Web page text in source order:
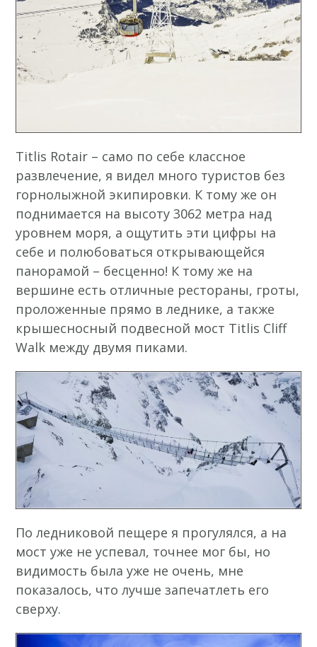
Titlis Rotair – само по себе классное
развлечение, я видел много туристов без
горнолыжной экипировки. К тому же он
поднимается на высоту 3062 метра над
уровнем моря, а ощутить эти цифры на
себе и полюбоваться открывающейся
панорамой – бесценно! К тому же на
вершине есть отличные рестораны, гроты,
проложенные прямо в леднике, а также
крышесносный подвесной мост Titlis Cliff
Walk между двумя пиками.
По ледниковой пещере я прогулялся, а на
мост уже не успевал, точнее мог бы, но
видимость была уже не очень, мне
показалось, что лучше запечатлеть его
сверху.